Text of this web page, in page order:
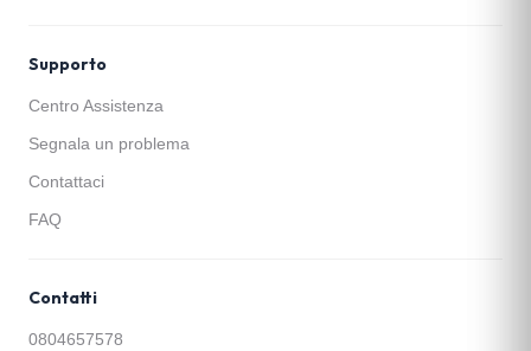
Supporto
Centro Assistenza
Segnala un problema
Contattaci
FAQ
Contatti
0804657578